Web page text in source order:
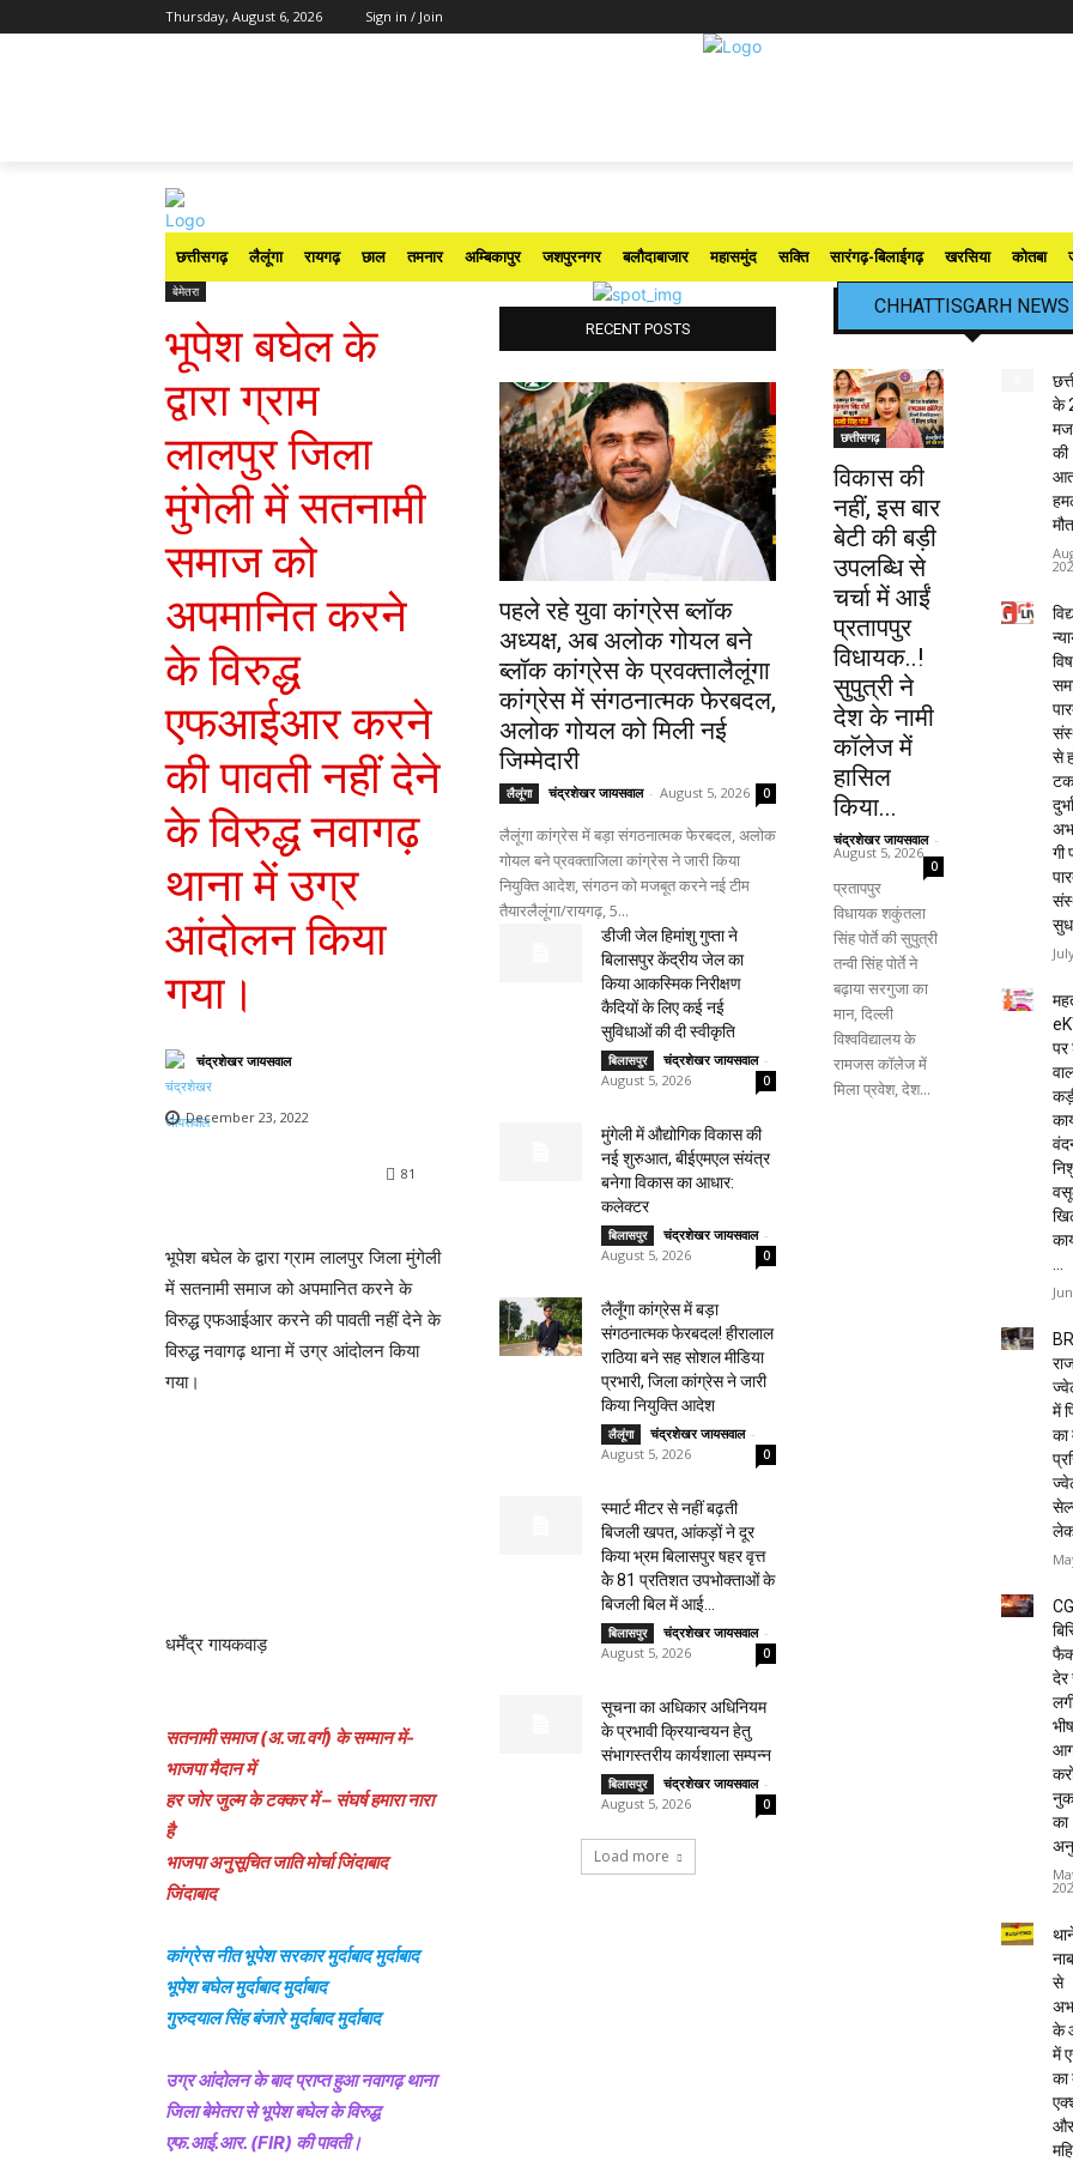
Thursday, August 6, 2026 Sign in / Join
छत्तीसगढ़ लैलूंगा रायगढ़ छाल तमनार अम्बिकापुर जशपुरनगर बलौदाबाजार महासमुंद सक्ति सारंगढ़-बिलाईगढ़ खरसिया कोतबा
बेमेतरा
भूपेश बघेल के
द्वारा ग्राम
लालपुर जिला
मुंगेली में सतनामी
समाज को
अपमानित करने
के विरुद्ध
एफआईआर करने
की पावती नहीं देने
के विरुद्ध नवागढ़
थाना में उग्र
आंदोलन किया
गया।
चंद्रशेखर जायसवाल
December 23, 2022
81
भूपेश बघेल के द्वारा ग्राम लालपुर जिला मुंगेली
में सतनामी समाज को अपमानित करने के
विरुद्ध एफआईआर करने की पावती नहीं देने के
विरुद्ध नवागढ़ थाना में उग्र आंदोलन किया
गया।
धर्मेंद्र गायकवाड़
सतनामी समाज (अ.जा.वर्ग) के सम्मान में-
भाजपा मैदान में
हर जोर जुल्म के टक्कर में – संघर्ष हमारा नारा
है
भाजपा अनुसूचित जाति मोर्चा जिंदाबाद
जिंदाबाद
कांग्रेस नीत भूपेश सरकार मुर्दाबाद मुर्दाबाद
भूपेश बघेल मुर्दाबाद मुर्दाबाद
गुरुदयाल सिंह बंजारे मुर्दाबाद मुर्दाबाद
उग्र आंदोलन के बाद प्राप्त हुआ नवागढ़ थाना
जिला बेमेतरा से भूपेश बघेल के विरुद्ध
एफ.आई.आर. (FIR) की पावती।
RECENT POSTS
पहले रहे युवा कांग्रेस ब्लॉक
अध्यक्ष, अब अलोक गोयल बने
ब्लॉक कांग्रेस के प्रवक्तालैलूंगा
कांग्रेस में संगठनात्मक फेरबदल,
अलोक गोयल को मिली नई
जिम्मेदारी
लैलूंगा चंद्रशेखर जायसवाल - August 5, 2026 0
लैलूंगा कांग्रेस में बड़ा संगठनात्मक फेरबदल, अलोक
गोयल बने प्रवक्ताजिला कांग्रेस ने जारी किया
नियुक्ति आदेश, संगठन को मजबूत करने नई टीम
तैयारलैलूंगा/रायगढ़, 5...
डीजी जेल हिमांशु गुप्ता ने
बिलासपुर केंद्रीय जेल का
किया आकस्मिक निरीक्षण
कैदियों के लिए कई नई
सुविधाओं की दी स्वीकृति
बिलासपुर चंद्रशेखर जायसवाल -
August 5, 2026
0
मुंगेली में औद्योगिक विकास की
नई शुरुआत, बीईएमएल संयंत्र
बनेगा विकास का आधार:
कलेक्टर
बिलासपुर चंद्रशेखर जायसवाल -
August 5, 2026
0
लैलूँगा कांग्रेस में बड़ा
संगठनात्मक फेरबदल! हीरालाल
राठिया बने सह सोशल मीडिया
प्रभारी, जिला कांग्रेस ने जारी
किया नियुक्ति आदेश
लैलूंगा चंद्रशेखर जायसवाल -
August 5, 2026
0
स्मार्ट मीटर से नहीं बढ़ती
बिजली खपत, आंकड़ों ने दूर
किया भ्रम बिलासपुर षहर वृत्त
केे 81 प्रतिशत उपभोक्ताओं के
बिजली बिल में आई...
बिलासपुर चंद्रशेखर जायसवाल -
August 5, 2026
0
सूचना का अधिकार अधिनियम
के प्रभावी क्रियान्वयन हेतु
संभागस्तरीय कार्यशाला सम्पन्न
बिलासपुर चंद्रशेखर जायसवाल -
August 5, 2026
0
Load more
CHHATTISGARH NEWS
छत्तीसगढ़
विकास की
नहीं, इस बार
बेटी की बड़ी
उपलब्धि से
चर्चा में आईं
प्रतापपुर
विधायक..!
सुपुत्री ने
देश के नामी
कॉलेज में
हासिल
किया...
चंद्रशेखर जायसवाल -
August 5, 2026
0
प्रतापपुर
विधायक शकुंतला
सिंह पोर्ते की सुपुत्री
तन्वी सिंह पोर्ते ने
बढ़ाया सरगुजा का
मान, दिल्ली
विश्वविद्यालय के
रामजस कॉलेज में
मिला प्रवेश, देश...
के
की
से
गी
में
का
देर
का
से
के
में
का
और